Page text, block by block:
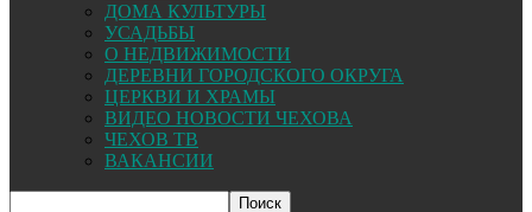
ДОМА КУЛЬТУРЫ
УСАДЬБЫ
О НЕДВИЖИМОСТИ
ДЕРЕВНИ ГОРОДСКОГО ОКРУГА
ЦЕРКВИ И ХРАМЫ
ВИДЕО НОВОСТИ ЧЕХОВА
ЧЕХОВ ТВ
ВАКАНСИИ